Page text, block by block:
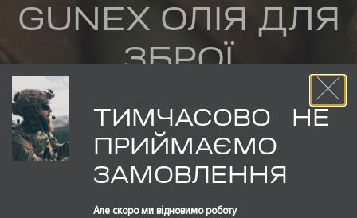
GUNEX ОЛІЯ ДЛЯ
ЗБРОЇ
ОЛІЯ ДЛЯ ЗБРОЇ
ТИМЧАСОВО НЕ
ПРИЙМАЄМО
ЗАМОВЛЕННЯ
Але скоро ми відновимо роботу